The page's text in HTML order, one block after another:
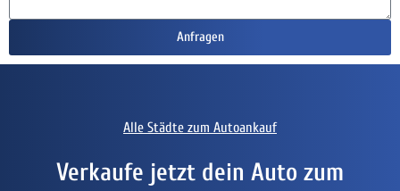
Anfragen
Alle Städte zum Autoankauf
Verkaufe jetzt dein Auto zum